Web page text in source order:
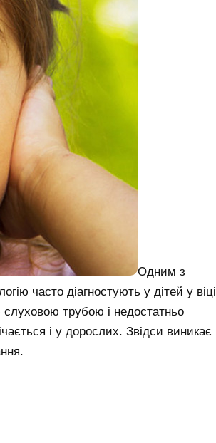
Одним з
часто діагностують у дітей у віці
слуховою трубою і недостатньо
і у дорослих. Звідси виникає